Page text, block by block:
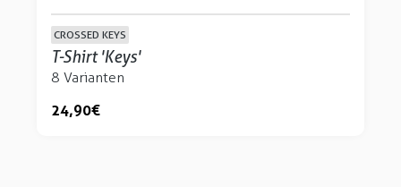
CROSSED KEYS
T-Shirt 'Keys'
8 Varianten
24,90 €